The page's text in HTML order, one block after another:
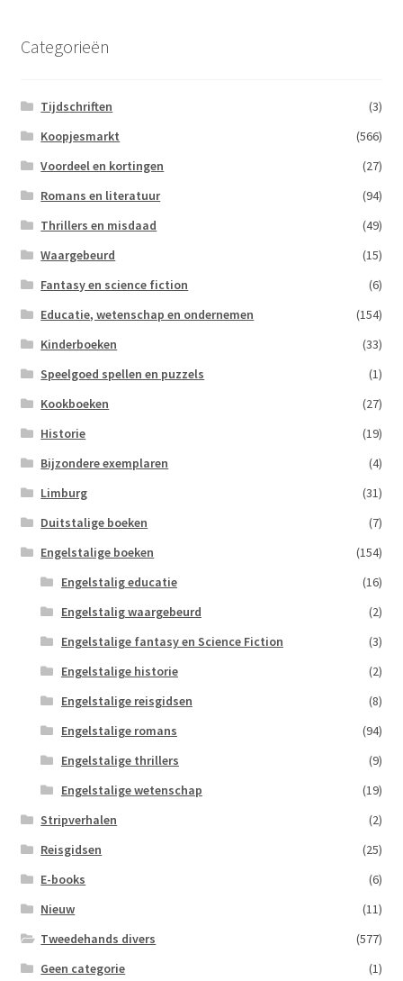
Categorieën
Tijdschriften
(3)
Koopjesmarkt
(566)
Voordeel en kortingen
(27)
Romans en literatuur
(94)
Thrillers en misdaad
(49)
Waargebeurd
(15)
Fantasy en science fiction
(6)
Educatie, wetenschap en ondernemen
(154)
Kinderboeken
(33)
Speelgoed spellen en puzzels
(1)
Kookboeken
(27)
Historie
(19)
Bijzondere exemplaren
(4)
Limburg
(31)
Duitstalige boeken
(7)
Engelstalige boeken
(154)
Engelstalig educatie
(16)
Engelstalig waargebeurd
(2)
Engelstalige fantasy en Science Fiction
(3)
Engelstalige historie
(2)
Engelstalige reisgidsen
(8)
Engelstalige romans
(94)
Engelstalige thrillers
(9)
Engelstalige wetenschap
(19)
Stripverhalen
(2)
Reisgidsen
(25)
E-books
(6)
Nieuw
(11)
Tweedehands divers
(577)
Geen categorie
(1)